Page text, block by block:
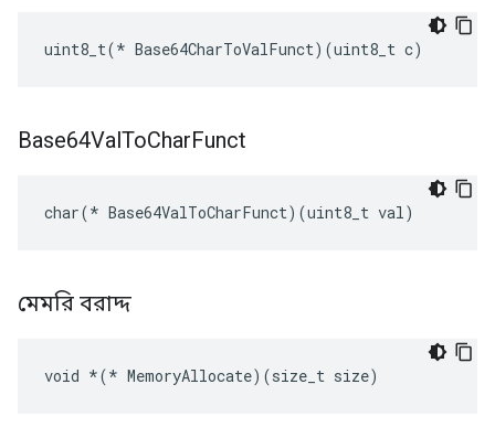
uint8_t(* Base64CharToValFunct)(uint8_t c)
Base64ValToCharFunct
char(* Base64ValToCharFunct)(uint8_t val)
মেমরি বরাদ্দ
void *(* MemoryAllocate)(size_t size)